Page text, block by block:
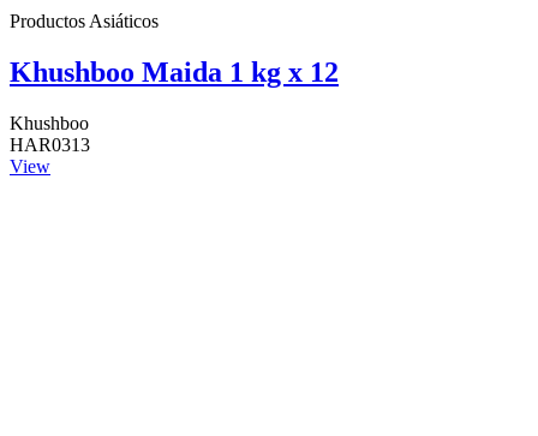
Productos Asiáticos
Khushboo Maida 1 kg x 12
Khushboo
HAR0313
View